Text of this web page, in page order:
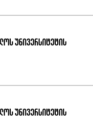
უნივერსიტეტის
უნივერსიტეტის